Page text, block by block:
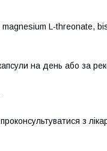
L-threonate,
на день або за
з